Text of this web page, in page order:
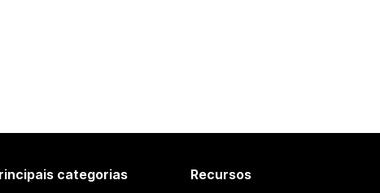
categorias Recursos